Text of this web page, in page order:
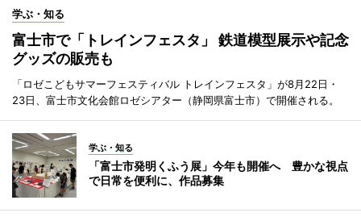
学ぶ・知る
富士市で「トレインフェスタ」 鉄道模型展示や記念
グッズの販売も
「ロゼこどもサマーフェスティバル トレインフェスタ」が8月22日・
23日、富士市文化会館ロゼシアター（静岡県富士市）で開催される。
学ぶ・知る
「富士市発明くふう展」今年も開催へ 豊かな視点
で日常を便利に、作品募集